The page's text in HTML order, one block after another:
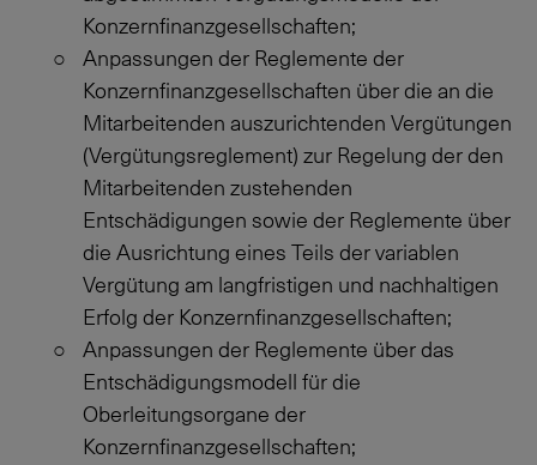
Konzernfinanzgesellschaften;
Anpassungen der Reglemente der
Konzernfinanzgesellschaften über die an die
Mitarbeitenden auszurichtenden Vergütungen
(Vergütungsreglement) zur Regelung der den
Mitarbeitenden zustehenden
Entschädigungen sowie der Reglemente über
die Ausrichtung eines Teils der variablen
Vergütung am langfristigen und nachhaltigen
Erfolg der Konzernfinanzgesellschaften;
Anpassungen der Reglemente über das
Entschädigungsmodell für die
Oberleitungsorgane der
Konzernfinanzgesellschaften;